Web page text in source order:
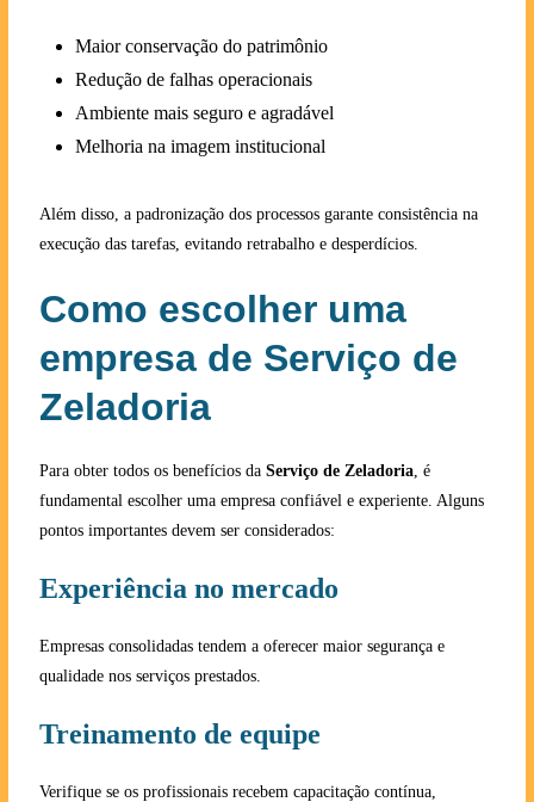
Maior conservação do patrimônio
Redução de falhas operacionais
Ambiente mais seguro e agradável
Melhoria na imagem institucional
Além disso, a padronização dos processos garante consistência na
execução das tarefas, evitando retrabalho e desperdícios.
Como escolher uma
empresa de Serviço de
Zeladoria
Para obter todos os benefícios da Serviço de Zeladoria, é
fundamental escolher uma empresa confiável e experiente. Alguns
pontos importantes devem ser considerados:
Experiência no mercado
Empresas consolidadas tendem a oferecer maior segurança e
qualidade nos serviços prestados.
Treinamento de equipe
Verifique se os profissionais recebem capacitação contínua,